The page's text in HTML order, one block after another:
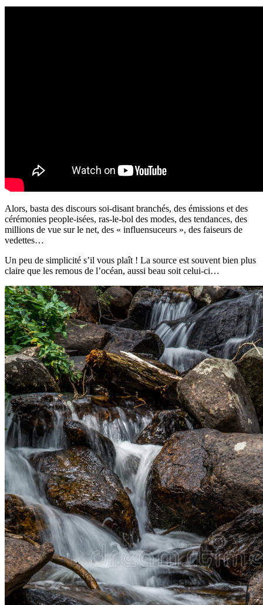
Alors, basta des discours soi-disant branchés, des émissions et des
cérémonies people-isées, ras-le-bol des modes, des tendances, des
millions de vue sur le net, des « influensuceurs », des faiseurs de
vedettes…
Un peu de simplicité s’il vous plaît ! La source est souvent bien plus
claire que les remous de l’océan, aussi beau soit celui-ci…